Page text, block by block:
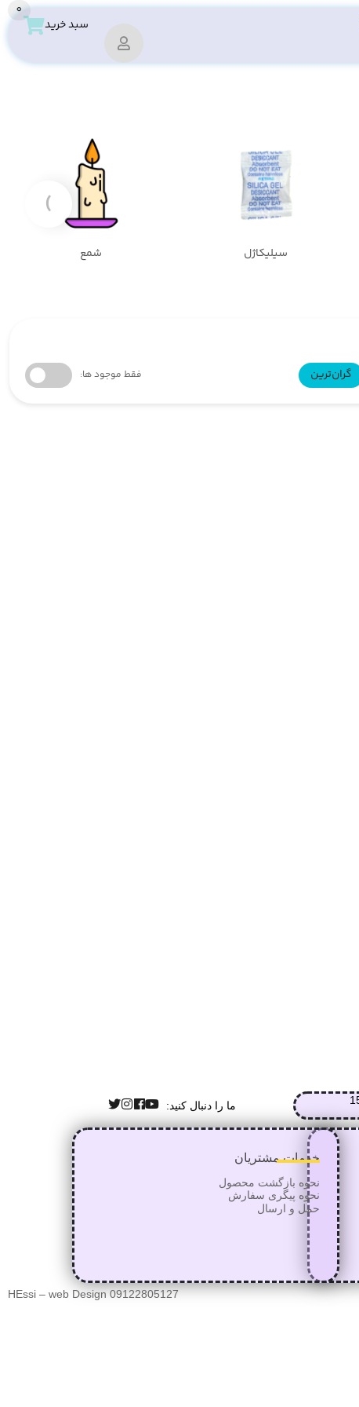
سبد خرید
0
سیلیکاژل شمع
›
گران‌ترین فقط موجود ها:
ما را دنبال کنید:
خدمات مشتریان
نحوه بازگشت محصول
نحوه پیگری سفارش
حمل و ارسال
HEssi – web Design 09122805127